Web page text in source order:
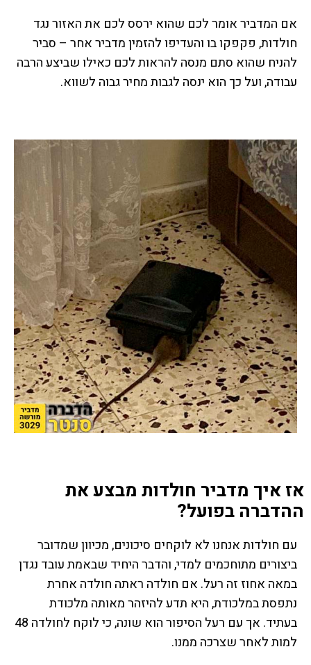
אם המדביר אומר לכם שהוא ירסס לכם את האזור נגד
חולדות, פקפקו בו והעדיפו להזמין מדביר אחר – סביר
להניח שהוא סתם מנסה להראות לכם כאילו שביצע הרבה
עבודה, ועל כך הוא ינסה לגבות מחיר גבוה לשווא.
אז איך מדביר חולדות מבצע את
ההדברה בפועל?
עם חולדות אנחנו לא לוקחים סיכונים, מכיוון שמדובר
ביצורים מתוחכמים למדי, והדבר היחיד שבאמת עובד נגדן
במאה אחוז זה רעל. אם חולדה ראתה חולדה אחרת
נתפסת במלכודת, היא תדע להיזהר מאותה מלכודת
בעתיד. אך עם רעל הסיפור הוא שונה, כי לוקח לחולדה 48
למות לאחר שצרכה ממנו.